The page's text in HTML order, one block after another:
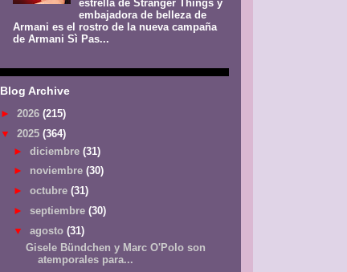
estrella de Stranger Things y
embajadora de belleza de
Armani es el rostro de la nueva campaña
de Armani Sì Pas...
Blog Archive
► 2026 (215)
▼ 2025 (364)
► diciembre (31)
► noviembre (30)
► octubre (31)
► septiembre (30)
▼ agosto (31)
Gisele Bündchen y Marc O'Polo son
atemporales para...